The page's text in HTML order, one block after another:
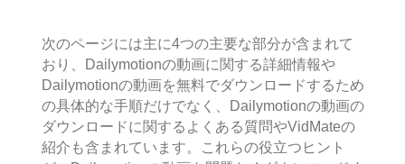
ダウンロード
Instagram Downloader
YT to MP3
Español
Français
Italiano
Português
次のページには主に4つの主要な部分が含まれて
おり、Dailymotionの動画に関する詳細情報や
Dailymotionの動画を無料でダウンロードするため
の具体的な手順だけでなく、Dailymotionの動画の
ダウンロードに関するよくある質問やVidMateの
紹介も含まれています。これらの役立つヒント